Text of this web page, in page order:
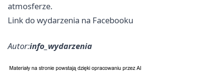
atmosferze.
Link do wydarzenia na Facebooku
Autor:info_wydarzenia